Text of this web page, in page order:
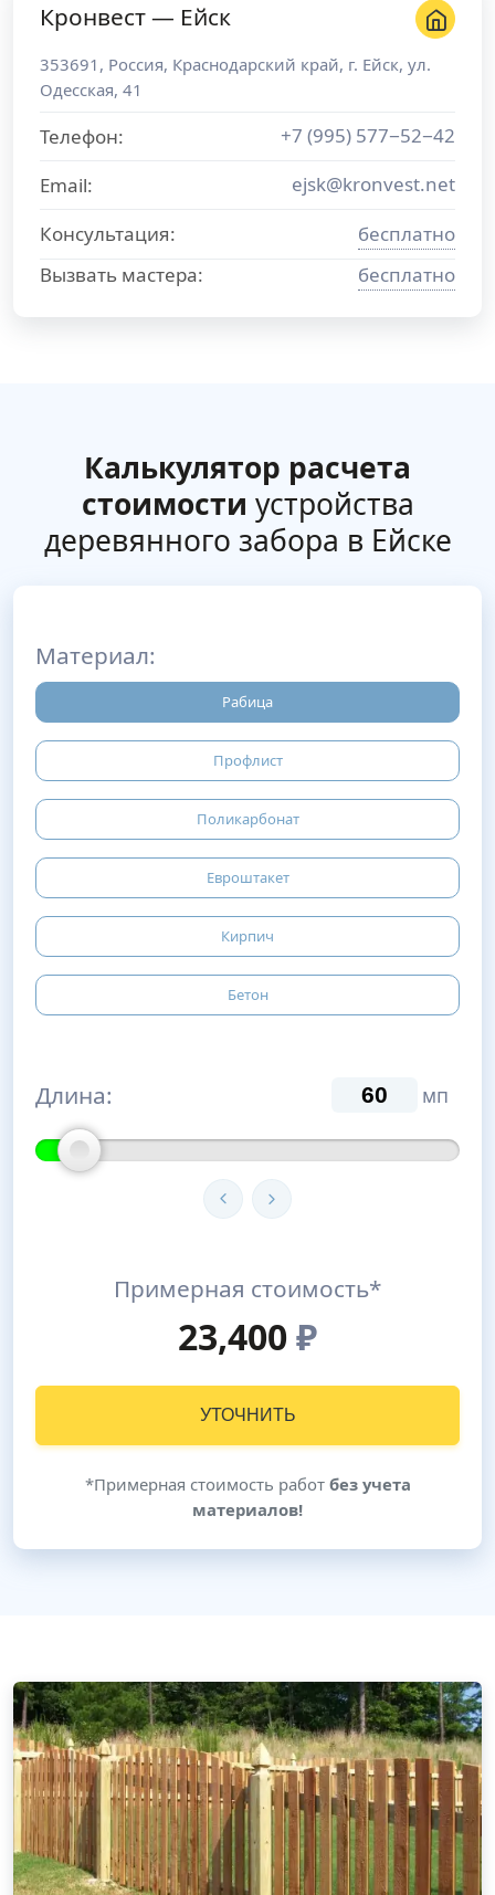
Кронвест — Ейск
353691 , Россия, Краснодарский край, г. Ейск, ул.
Одесская, 41
Телефон:
+7 (995) 577−52−42
Email:
ejsk@kronvest.net
Консультация:
бесплатно
Вызвать мастера:
бесплатно
Калькулятор расчета
стоимости устройства
деревянного забора в Ейске
Материал:
Рабица
Профлист
Поликарбонат
Евроштакет
Кирпич
Бетон
Длина: мп
Примерная стоимость*
23,400₽
УТОЧНИТЬ
*Примерная стоимость работ без учета
материалов!